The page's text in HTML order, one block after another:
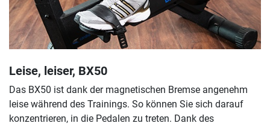
Leise, leiser, BX50
Das BX50 ist dank der magnetischen Bremse angenehm
leise während des Trainings. So können Sie sich darauf
konzentrieren, in die Pedalen zu treten. Dank des